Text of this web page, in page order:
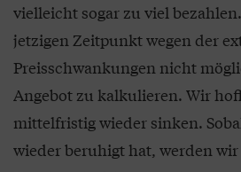
vielleicht sogar zu viel
jetzigen Zeitpunkt wegen der
Preisschwankungen nicht
Angebot zu kalkulieren. Wir
mittelfristig wieder sinken.
wieder beruhigt hat, werden